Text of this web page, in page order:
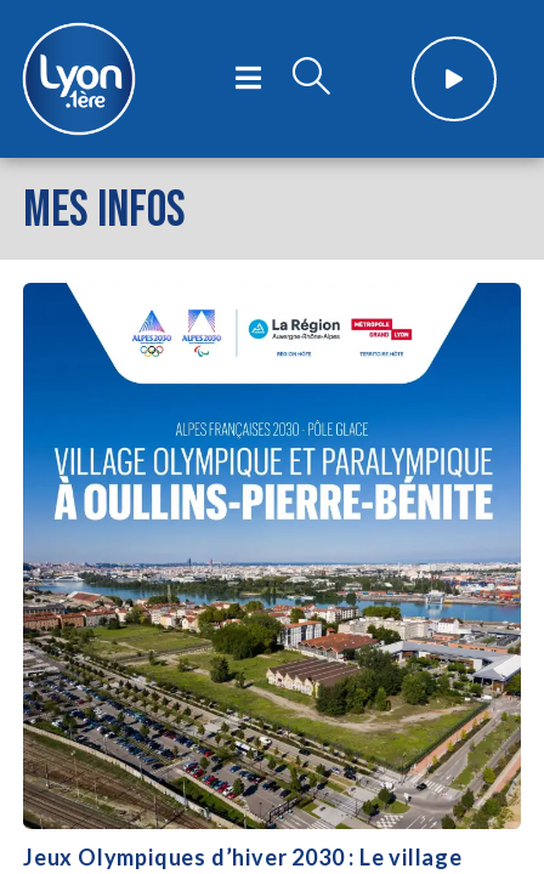
MES INFOS
Jeux Olympiques d’hiver 2030 : Le village